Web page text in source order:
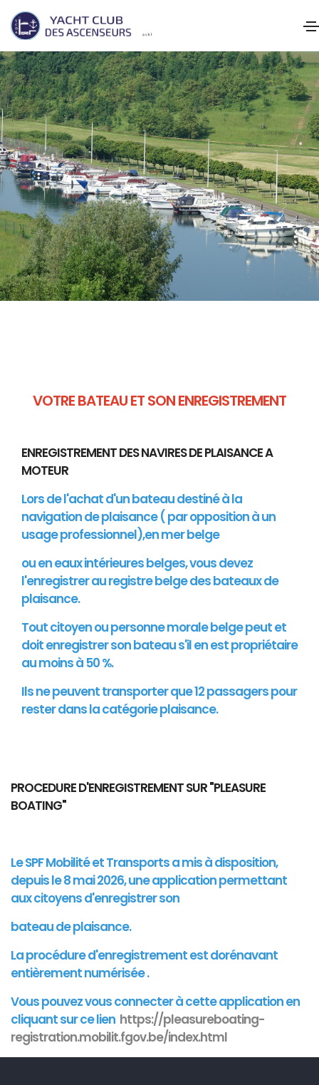
VOTRE BATEAU ET SON ENREGISTREMENT
ENREGISTREMENT DES NAVIRES DE PLAISANCE A
MOTEUR
Lors de l'achat d'un bateau destiné à la
navigation de plaisance ( par opposition à un
usage professionnel),en mer belge
ou en eaux intérieures belges, vous devez
l'enregistrer au registre belge des bateaux de
plaisance.
Tout citoyen ou personne morale belge peut et
doit enregistrer son bateau s'il en est propriétaire
au moins à 50 %.
Ils ne peuvent transporter que 12 passagers pour
rester dans la catégorie plaisance.
PROCEDURE D'ENREGISTREMENT SUR "PLEASURE
BOATING"
Le SPF Mobilité et Transports a mis à disposition,
depuis le 8 mai 2026, une application permettant
aux citoyens d'enregistrer son
bateau de plaisance.
La procédure d'enregistrement est dorénavant
entièrement numérisée .
Vous pouvez vous connecter à cetteapplicationen
cliquant sur ce lien https://pleasureboating-
registration.mobilit.fgov.be/index.html